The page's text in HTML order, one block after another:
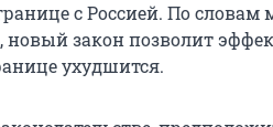
с Россией. По словам
закон позволит
ухудшится.